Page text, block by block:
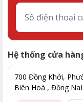
Hệ thống cửa
700 Đồng Khởi,
Biên Hoà , Đồng NaI